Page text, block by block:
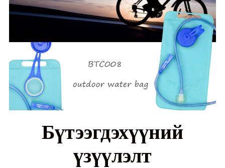
Бүтээгдэхүүний
үзүүлэлт